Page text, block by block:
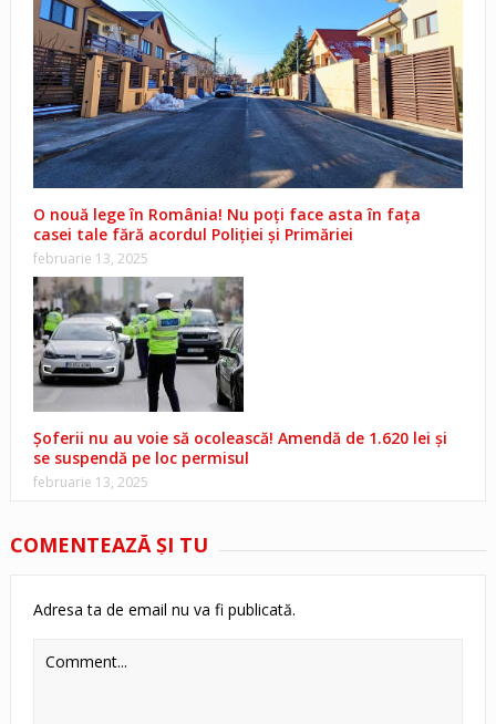
O nouă lege în România! Nu poți face asta în fața
casei tale fără acordul Poliției și Primăriei
februarie 13, 2025
Șoferii nu au voie să ocolească! Amendă de 1.620 lei și
se suspendă pe loc permisul
februarie 13, 2025
COMENTEAZĂ ŞI TU
Adresa ta de email nu va fi publicată.